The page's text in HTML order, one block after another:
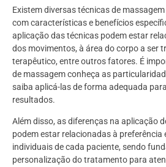
Existem diversas técnicas de
com características e benefícios
aplicação das técnicas podem estar
dos movimentos, à área do corpo a ser
terapêutico, entre outros fatores. É
de massagem conheça as
saiba aplicá-las de forma adequada
resultados.
Além disso, as diferenças na aplicação
podem estar relacionadas à preferência
individuais de cada paciente, sendo
personalização do tratamento para